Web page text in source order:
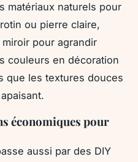
matériaux naturels pour
ou pierre claire,
pour agrandir
couleurs en décoration
que les textures douces
économiques pour
aussi par des DIY